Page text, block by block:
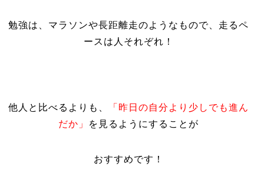
勉強は、マラソンや長距離走のようなもので、走るペ
ースは人それぞれ！
他人と比べるよりも、
「昨日の自分より少しでも進ん
だか」 を見るようにすることが
おすすめです！